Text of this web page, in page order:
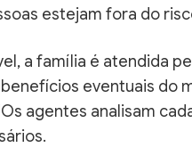
estejam fora do
a família é atendida
eventuais do
agentes analisam